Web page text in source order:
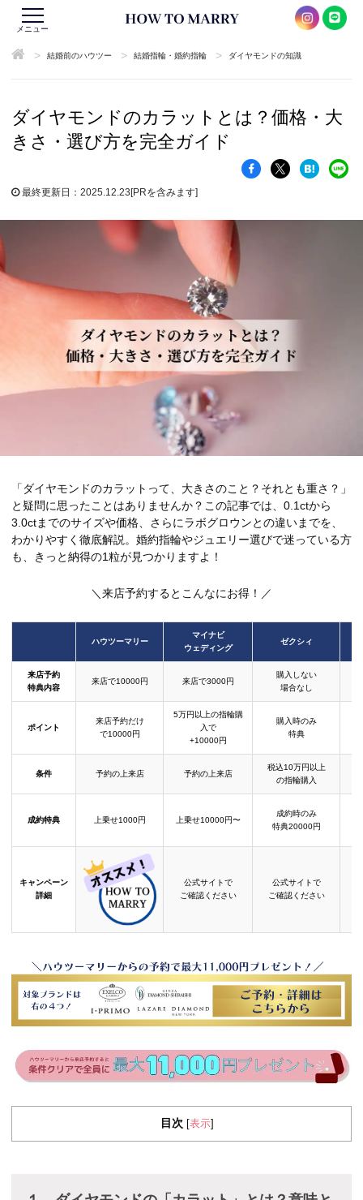
メニュー
> 結婚前のハウツー > 結婚指輪・婚約指輪 > ダイヤモンドの知識
ダイヤモンドのカラットとは？価格・大
きさ・選び方を完全ガイド
最終更新日：2025.12.23[PRを含みます]
「ダイヤモンドのカラットって、大きさのこと？それとも重さ？」
と疑問に思ったことはありませんか？この記事では、0.1ctから
3.0ctまでのサイズや価格、さらにラボグロウンとの違いまでを、
わかりやすく徹底解説。婚約指輪やジュエリー選びで迷っている方
も、きっと納得の1粒が見つかりますよ！
＼来店予約するとこんなにお得！／
ハウツーマリー
マイナビ
ウェディング
ゼクシィ
来店予約
特典内容
来店で10000円 来店で3000円
購入しない
場合なし
ポイント
来店予約だけ
で10000円
5万円以上の指輪購
入で
+10000円
購入時のみ
特典
条件 予約の上来店 予約の上来店
税込10万円以上
の指輪購入
成約特典 上乗せ1000円 上乗せ10000円〜
成約時のみ
特典20000円
キャンペーン
詳細
公式サイトで
ご確認ください
公式サイトで
ご確認ください
目次 [表示]